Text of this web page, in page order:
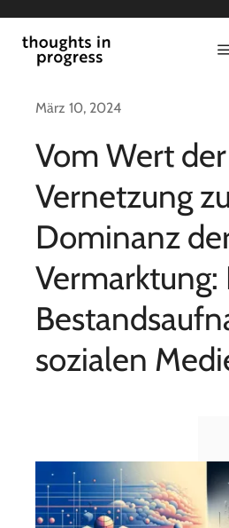
Inhalt
springen
politik
kultur
wirtschaft
thesis in progress
März 10, 2024
Vom Wert der
Vernetzung
Dominanz
Vermarktung:
sozialen